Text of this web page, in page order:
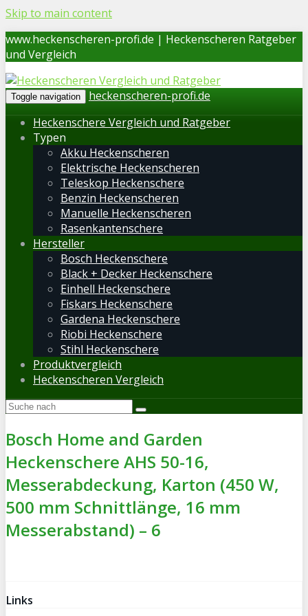
Skip to main content
www.heckenscheren-profi.de | Heckenscheren Ratgeber
und Vergleich
Toggle navigation
heckenscheren-profi.de
Heckenschere Vergleich und Ratgeber
Typen
Akku Heckenscheren
Elektrische Heckenscheren
Teleskop Heckenschere
Benzin Heckenscheren
Manuelle Heckenscheren
Rasenkantenschere
Hersteller
Bosch Heckenschere
Black + Decker Heckenschere
Einhell Heckenschere
Fiskars Heckenschere
Gardena Heckenschere
Riobi Heckenschere
Stihl Heckenschere
Produktvergleich
Heckenscheren Vergleich
Bosch Home and Garden
Heckenschere AHS 50-16,
Messerabdeckung, Karton (450 W,
500 mm Schnittlänge, 16 mm
Messerabstand) – 6
Links